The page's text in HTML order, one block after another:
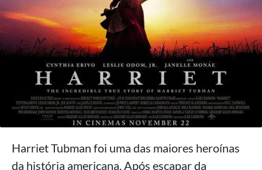
Harriet Tubman foi uma das maiores heroínas
da história americana. Após escapar da